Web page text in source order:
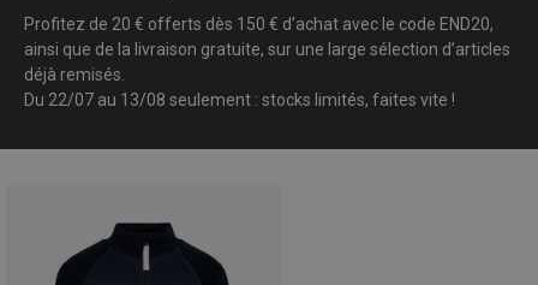
Profitez de 20 € offerts dès 150 € d’achat avec le code END20,
ainsi que de la livraison gratuite, sur une large sélection d’articles
déjà remisés.
Du 22/07 au 13/08 seulement : stocks limités, faites vite !